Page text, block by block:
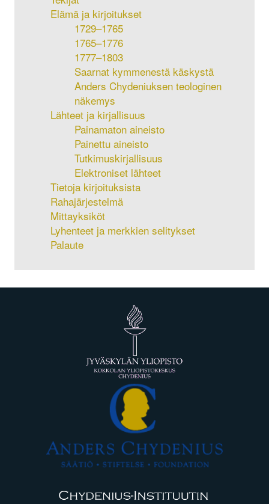
Elämä ja kirjoitukset
1729–1765
1765–1776
1777–1803
Saarnat kymmenestä käskystä
Anders Chydeniuksen teologinen
näkemys
Lähteet ja kirjallisuus
Painamaton aineisto
Painettu aineisto
Tutkimuskirjallisuus
Elektroniset lähteet
Tietoja kirjoituksista
Rahajärjestelmä
Mittayksiköt
Lyhenteet ja merkkien selitykset
Palaute